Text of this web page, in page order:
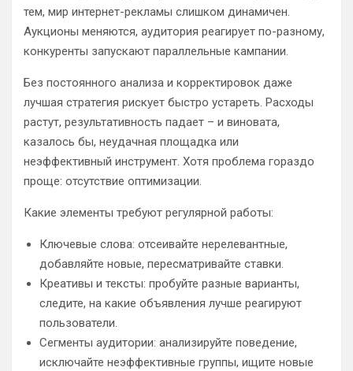
тем, мир интернет-рекламы слишком динамичен.
Аукционы меняются, аудитория реагирует по-разному,
конкуренты запускают параллельные кампании.
Без постоянного анализа и корректировок даже
лучшая стратегия рискует быстро устареть. Расходы
растут, результативность падает – и виновата,
казалось бы, неудачная площадка или
неэффективный инструмент. Хотя проблема гораздо
проще: отсутствие оптимизации.
Какие элементы требуют регулярной работы:
Ключевые слова: отсеивайте нерелевантные,
добавляйте новые, пересматривайте ставки.
Креативы и тексты: пробуйте разные варианты,
следите, на какие объявления лучше реагируют
пользователи.
Сегменты аудитории: анализируйте поведение,
исключайте неэффективные группы, ищите новые